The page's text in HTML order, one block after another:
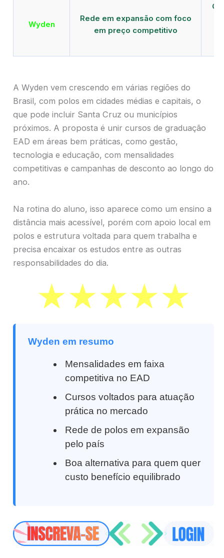
Wyden
Rede em expansão com foco
em preço competitivo
A Wyden vem crescendo em várias regiões do
Brasil, com polos em cidades médias e capitais, o
que pode incluir Santa Cruz ou municípios
próximos. A proposta é unir cursos de graduação
EAD em áreas bem práticas, como gestão,
tecnologia e educação, com mensalidades
competitivas e campanhas de desconto ao longo do
ano.
Na rotina do aluno, isso aparece como um ensino a
distância mais acessível, porém com apoio local em
polos e estrutura voltada para quem trabalha e
precisa encaixar os estudos entre as outras
responsabilidades do dia.
Wyden em resumo
Mensalidades em faixa
competitiva no EAD
Cursos voltados para atuação
prática no mercado
Rede de polos em expansão
pelo país
Boa alternativa para quem quer
custo benefício equilibrado